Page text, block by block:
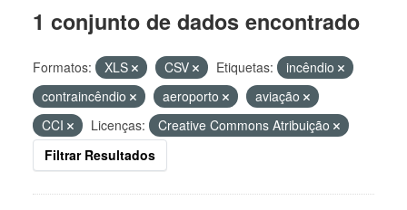
1 conjunto de dados encontrado
Formatos: XLS CSV Etiquetas:
incêndio
contraincêndio
aeroporto
aviação
CCI
Licenças:
Creative Commons Atribuição
Filtrar Resultados